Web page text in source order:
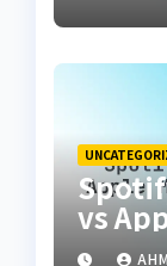
vs
Paling